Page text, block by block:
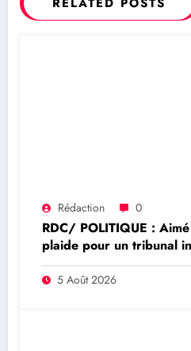
Rédaction 0
RDC/ POLITIQUE :
plaide pour un tribunal
de rendre justice aux
en RDC
5 Août 2026